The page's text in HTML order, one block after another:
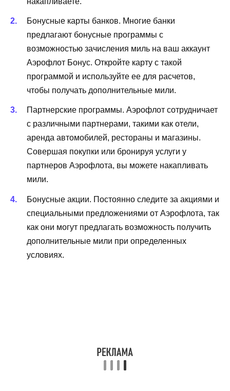
Бонусные карты банков. Многие банки
предлагают бонусные программы с
возможностью зачисления миль на ваш аккаунт
Аэрофлот Бонус. Откройте карту с такой
программой и используйте ее для расчетов,
чтобы получать дополнительные мили.
Партнерские программы. Аэрофлот сотрудничает
с различными партнерами, такими как отели,
аренда автомобилей, рестораны и магазины.
Совершая покупки или бронируя услуги у
партнеров Аэрофлота, вы можете накапливать
мили.
Бонусные акции. Постоянно следите за акциями и
специальными предложениями от Аэрофлота, так
как они могут предлагать возможность получить
дополнительные мили при определенных
условиях.